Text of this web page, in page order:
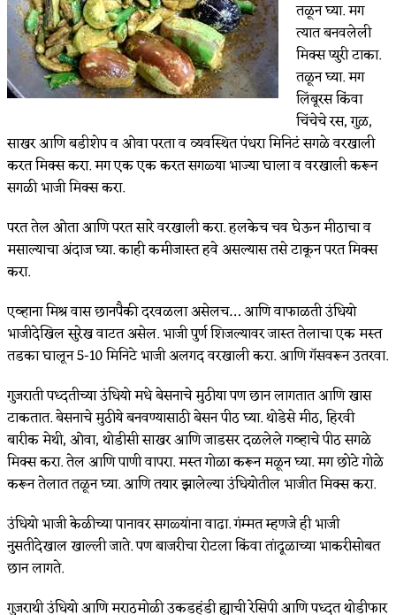
तळून घ्या. मग
त्यात बनवलेली
मिक्स प्युरी टाका.
तळून घ्या. मग
लिंबूरस किंवा
चिंचेचे रस, गुळ,
साखर आणि बडीशेप व ओवा परता व व्यवस्थित पंधरा मिनिटं सगळे वरखाली
करत मिक्स करा. मग एक एक करत सगळ्या भाज्या घाला व वरखाली करून
सगळी भाजी मिक्स करा.
परत तेल ओता आणि परत सारे वरखाली करा. हलकेच चव घेऊन मीठाचा व
मसाल्याचा अंदाज घ्या. काही कमीजास्त हवे असल्यास तसे टाकून परत मिक्स
करा.
एव्हाना मिश्र वास छानपैकी दरवळला असेलच… आणि वाफाळती उंधियो
भाजीदेखिल सुरेख वाटत असेल. भाजी पुर्ण शिजल्यावर जास्त तेलाचा एक मस्त
तडका घालून 5-10 मिनिटे भाजी अलगद वरखाली करा. आणि गॅसवरून उतरवा.
गुजराती पध्दतीच्या उंधियो मधे बेसनाचे मुठीया पण छान लागतात आणि खास
टाकतात. बेसनाचे मुठीये बनवण्यासाठी बेसन पीठ घ्या. थोडेसे मीठ, हिरवी
बारीक मेथी, ओवा, थोडीसी साखर आणि जाडसर दळलेले गव्हाचे पीठ सगळे
मिक्स करा. तेल आणि पाणी वापरा. मस्त गोळा करून मळून घ्या. मग छोटे गोळे
करून तेलात तळून घ्या. आणि तयार झालेल्या उंधियोतील भाजीत मिक्स करा.
उंधियो भाजी केळीच्या पानावर सगळ्यांना वाढा. गंम्मत म्हणजे ही भाजी
नुसतीदेखाल खाल्ली जाते. पण बाजरीचा रोटला किंवा तांदूळाच्या भाकरीसोबत
छान लागते.
गुजराथी उंधियो आणि मराठमोळी उकडहंडी ह्याची रेसिपी आणि पध्द्त थोडीफार